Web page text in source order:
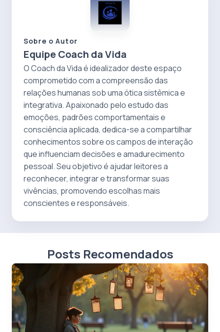
Sobre o Autor
Equipe Coach da Vida
O Coach da Vida é idealizador deste espaço
comprometido com a compreensão das
relações humanas sob uma ótica sistêmica e
integrativa. Apaixonado pelo estudo das
emoções, padrões comportamentais e
consciência aplicada, dedica-se a compartilhar
conhecimentos sobre os campos de interação
que influenciam decisões e amadurecimento
pessoal. Seu objetivo é ajudar leitores a
reconhecer, integrar e transformar suas
vivências, promovendo escolhas mais
conscientes e responsáveis.
Posts Recomendados